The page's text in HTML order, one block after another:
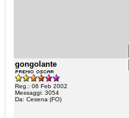
gongolante
Reg.: 06 Feb 2002
Messaggi: 3054
Da: Cesena (FO)